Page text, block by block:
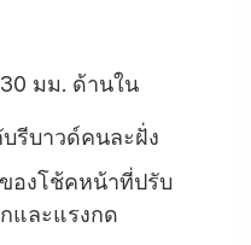
มม. ด้านใน
รีบาวด์คนละฝั่ง
องโช้คหน้าที่ปรับ
และแรงกด